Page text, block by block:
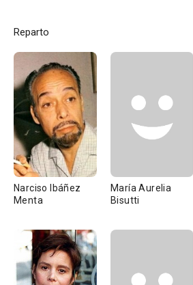
Reparto
Narciso Ibáñez
Menta
María Aurelia
Bisutti